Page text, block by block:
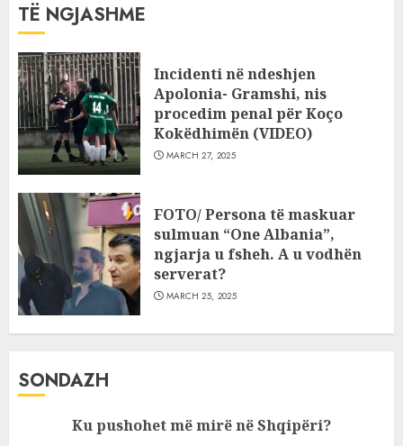
TË NGJASHME
Incidenti në ndeshjen
Apolonia- Gramshi, nis
procedim penal për Koço
Kokëdhimën (VIDEO)
MARCH 27, 2025
FOTO/ Persona të maskuar
sulmuan “One Albania”,
ngjarja u fsheh. A u vodhën
serverat?
MARCH 25, 2025
SONDAZH
Ku pushohet më mirë në Shqipëri?